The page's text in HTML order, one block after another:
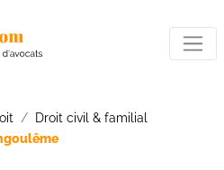
Droit civil & familial